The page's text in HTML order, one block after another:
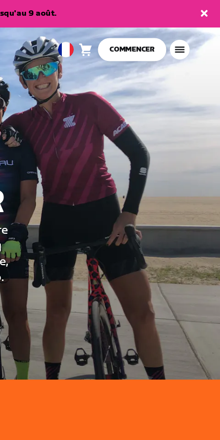
9 août.
European
Union
Français
Panier 0
article
COMMENCER